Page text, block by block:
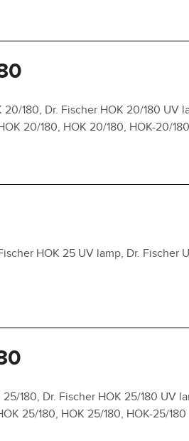
180, Dr. Fischer HOK 20/180 UV
20/180, HOK 20/180, HOK-20/180
HOK 25 UV lamp, Dr.
180, Dr. Fischer HOK 25/180 UV
25/180, HOK 25/180, HOK-25/180